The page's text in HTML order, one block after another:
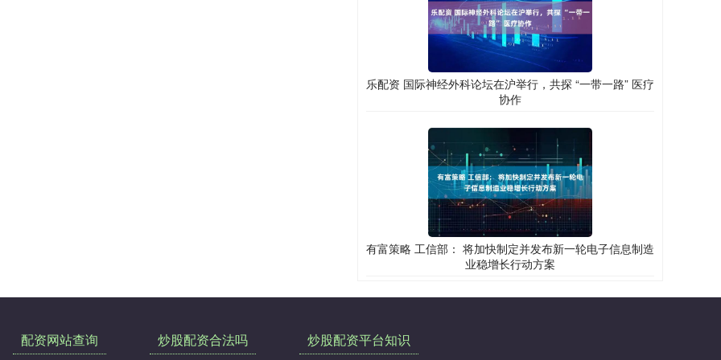
乐配资 国际神经外科论坛在沪举行，共探 “一带一路” 医疗
协作
有富策略 工信部： 将加快制定并发布新一轮电子信息制造
业稳增长行动方案
配资网站查询 炒股配资合法吗 炒股配资平台知识